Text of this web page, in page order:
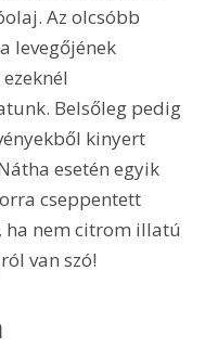
Az olcsóbb
levegőjének
Belsőleg pedig
kinyert
esetén egyik
cseppentett
ha nem citrom illatú
van szó!